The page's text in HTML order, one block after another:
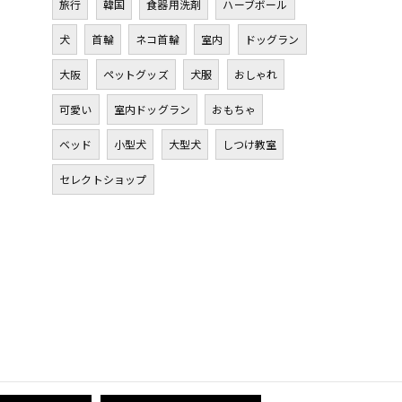
旅行 韓国 食器用洗剤 ハーブボール
犬 首輪 ネコ首輪 室内 ドッグラン
大阪 ペットグッズ 犬服 おしゃれ
可愛い 室内ドッグラン おもちゃ
ベッド 小型犬 大型犬 しつけ教室
セレクトショップ